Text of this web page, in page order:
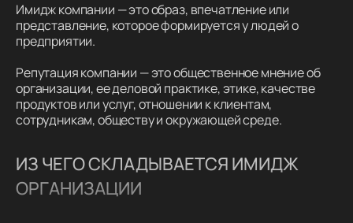
Имидж компании — это образ, впечатление или
представление, которое формируется у людей о
предприятии.
Репутация компании — это общественное мнение об
организации, ее деловой практике, этике, качестве
продуктов или услуг, отношении к клиентам,
сотрудникам, обществу и окружающей среде.
ИЗ ЧЕГО СКЛАДЫВАЕТСЯ ИМИДЖ
ОРГАНИЗАЦИИ